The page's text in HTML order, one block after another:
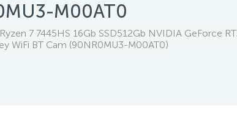
M00AT0
7 7445HS 16Gb SSD512Gb NVIDIA GeForce
WiFi BT Cam (90NR0MU3-M00AT0)